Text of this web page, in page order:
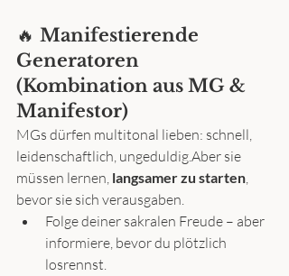
🔥 Manifestierende
Generatoren
(Kombination aus MG &
Manifestor)
MGs dürfen multitonal lieben: schnell,
leidenschaftlich, ungeduldig.Aber sie
müssen lernen, langsamer zu starten,
bevor sie sich verausgaben.
Folge deiner sakralen Freude – aber
informiere, bevor du plötzlich
losrennst.